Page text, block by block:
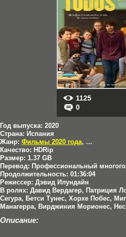
1125
0
Год выпуска: 2020
Страна: Испания
Жанр: Фильмы 2020 года, Драмы
Качество: HDRip
Размер: 1.37 GB
Перевод: Профессиональный
Продолжительность: 01:36:04
Режиссер: Дэвид Илундайн
В ролях: Давид Вердагер, Патриция
Сегура, Бетси Тунес, Хорхе Побес,
Манагерра, Вирджиния Морионес,
Описание: